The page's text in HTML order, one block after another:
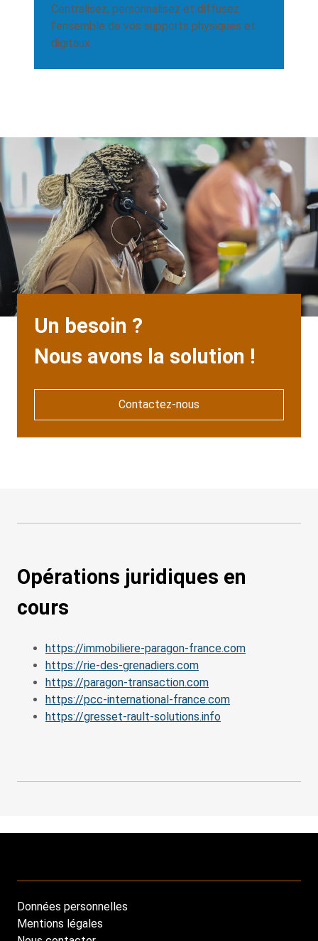
Centralisez, personnalisez et diffusez
l’ensemble de vos supports physiques et
digitaux.
Background
Heading
Un besoin ?
Nous avons la solution !
Contactez-nous
Opérations juridiques en
cours
https://immobiliere-paragon-france.com
https://rie-des-grenadiers.com
https://paragon-transaction.com
https://pcc-international-france.com
https://gresset-rault-solutions.info
Footer
Données personnelles
Mentions légales